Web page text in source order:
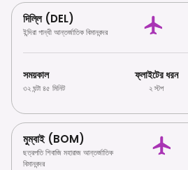
দিল্লি (DEL)
ইন্দিরা গান্ধী আন্তর্জাতিক বিমানবন্দর
সময়কাল
৩২ ঘন্টা ৪৫ মিনিট
ফ্লাইটের ধরন
২ স্টপ
মুম্বাই (BOM)
ছত্রপতি শিবাজি মহারাজ আন্তর্জাতিক
বিমানবন্দর